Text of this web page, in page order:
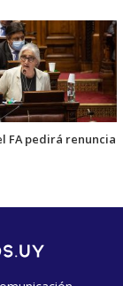
FA pedirá renuncia